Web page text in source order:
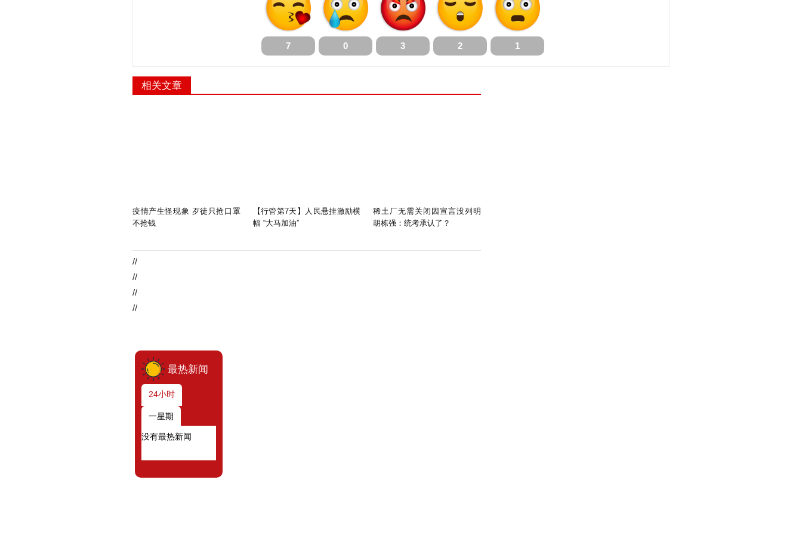
7 0 3 2 1
相关文章
疫情产生怪现象 歹徒只抢口罩
不抢钱
【行管第7天】人民悬挂激励横
幅 “大马加油”
稀土厂无需关闭因宣言没列明
胡栋强：统考承认了？
//
//
//
//
最热新闻
24小时
一星期
没有最热新闻